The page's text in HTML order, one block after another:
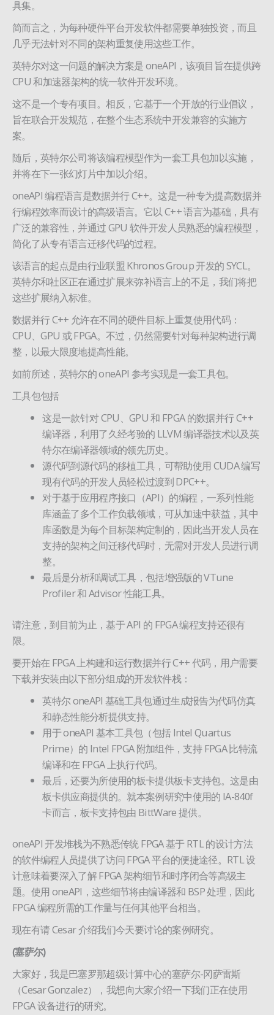
具集。
简而言之，为每种硬件平台开发软件都需要单独投资，而且
几乎无法针对不同的架构重复使用这些工作。
英特尔对这一问题的解决方案是 oneAPI，该项目旨在提供跨
CPU 和加速器架构的统一软件开发环境。
这不是一个专有项目。相反，它基于一个开放的行业倡议，
旨在联合开发规范，在整个生态系统中开发兼容的实施方
案。
随后，英特尔公司将该编程模型作为一套工具包加以实施，
并将在下一张幻灯片中加以介绍。
oneAPI 编程语言是数据并行 C++。这是一种专为提高数据并
行编程效率而设计的高级语言。它以 C++ 语言为基础，具有
广泛的兼容性，并通过 GPU 软件开发人员熟悉的编程模型，
简化了从专有语言迁移代码的过程。
该语言的起点是由行业联盟 Khronos Group 开发的 SYCL。
英特尔和社区正在通过扩展来弥补语言上的不足，我们将把
这些扩展纳入标准。
数据并行 C++ 允许在不同的硬件目标上重复使用代码：
CPU、GPU 或 FPGA。不过，仍然需要针对每种架构进行调
整，以最大限度地提高性能。
如前所述，英特尔的 oneAPI 参考实现是一套工具包。
工具包包括
这是一款针对 CPU、GPU 和 FPGA 的数据并行 C++
编译器，利用了久经考验的 LLVM 编译器技术以及英
特尔在编译器领域的领先历史。
源代码到源代码的移植工具，可帮助使用 CUDA 编写
现有代码的开发人员轻松过渡到 DPC++。
对于基于应用程序接口（API）的编程，一系列性能
库涵盖了多个工作负载领域，可从加速中获益，其中
库函数是为每个目标架构定制的，因此当开发人员在
支持的架构之间迁移代码时，无需对开发人员进行调
整。
最后是分析和调试工具，包括增强版的 VTune
Profiler 和 Advisor 性能工具。
请注意，到目前为止，基于 API 的 FPGA 编程支持还很有
限。
要开始在 FPGA 上构建和运行数据并行 C++ 代码，用户需要
下载并安装由以下部分组成的开发软件栈：
英特尔 oneAPI 基础工具包通过生成报告为代码仿真
和静态性能分析提供支持。
用于 oneAPI 基本工具包（包括 Intel Quartus
Prime）的 Intel FPGA 附加组件，支持 FPGA 比特流
编译和在 FPGA 上执行代码。
最后，还要为所使用的板卡提供板卡支持包。这是由
板卡供应商提供的。就本案例研究中使用的 IA-840f
卡而言，板卡支持包由 BittWare 提供。
oneAPI 开发堆栈为不熟悉传统 FPGA 基于 RTL 的设计方法
的软件编程人员提供了访问 FPGA 平台的便捷途径。RTL 设
计意味着要深入了解 FPGA 架构细节和时序闭合等高级主
题。使用 oneAPI，这些细节将由编译器和 BSP 处理，因此
FPGA 编程所需的工作量与任何其他平台相当。
现在有请 Cesar 介绍我们今天要讨论的案例研究。
(塞萨尔)
大家好，我是巴塞罗那超级计算中心的塞萨尔-冈萨雷斯
（Cesar Gonzalez），我想向大家介绍一下我们正在使用
FPGA 设备进行的研究。